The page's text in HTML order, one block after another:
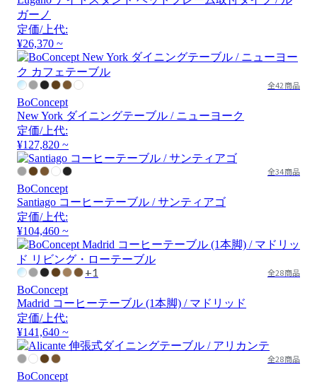
ガーノ
定価/上代:
¥26,370 ~
全42商品
BoConcept
New York ダイニングテーブル / ニューヨーク
定価/上代:
¥127,820 ~
全34商品
BoConcept
Santiago コーヒーテーブル / サンティアゴ
定価/上代:
¥104,460 ~
+1 全28商品
BoConcept
Madrid コーヒーテーブル (1本脚) / マドリッド
定価/上代:
¥141,640 ~
全28商品
BoConcept